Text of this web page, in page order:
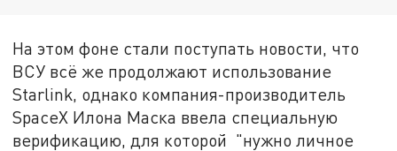
На этом фоне стали поступать новости, что
ВСУ всё же продолжают использование
Starlink, однако компания-производитель
SpaceX Илона Маска ввела специальную
верификацию, для которой "нужно личное